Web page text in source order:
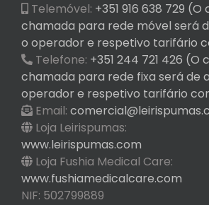
Telemóvel: +351 916 638 729
chamada para rede móvel será
o operador e respetivo tarifário
Telefone: +351 244 721 426 (O
chamada para rede fixa será de
operador e respetivo tarifário
Email:
Loja Leirispumas:
www.leirispumas.com
Loja Fushia Medical Care:
www.fushiamedicalcare.com
NIF: 502799889